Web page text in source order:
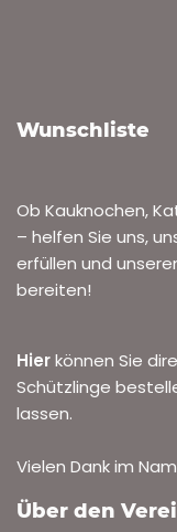
Wunschliste
Ob Kauknochen,
– helfen Sie uns,
erfüllen und
bereiten!
Hierkönnen Sie
Schützlinge
lassen.
Vielen Dank im
Über den